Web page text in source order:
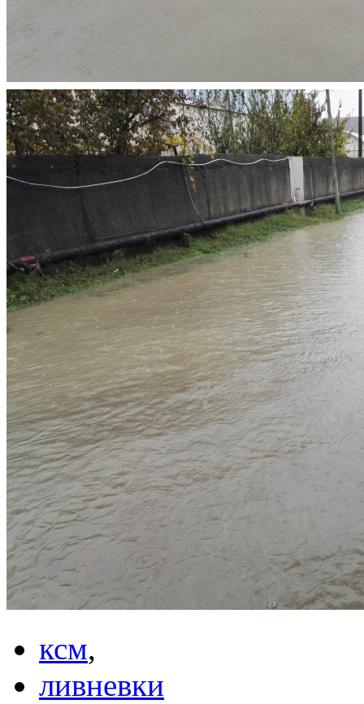
ксм,
ливневки